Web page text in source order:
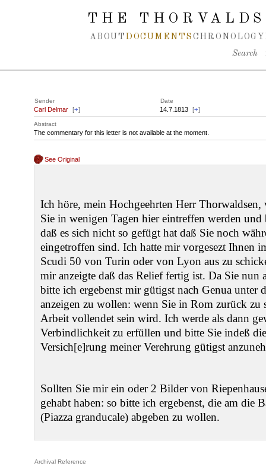
Spring navigation over
THE
ABOUT DOCUMENTS CHRONOLOGY
Search
Sender Date
Carl Delmar [+] 14.7.1813 [+]
Abstract
The commentary for this letter is not available at the moment.
See Original
Ich höre, mein Hochgeehrten Herr
Sie in wenigen Tagen hier eintreffen werden und
daß es sich nicht so gefügt hat daß Sie noch
eingetroffen sind. Ich hatte mir vorgesezt Ihnen
Scudi 50 von Turin oder von Lyon aus zu
mir anzeigte daß das Relief fertig ist. Da Sie nun
bitte ich ergebenst mir gütigst nach Genua unter
anzeigen zu wollen: wenn Sie in Rom zurück zu
Arbeit vollendet sein wird. Ich werde als dann
Verbindlichkeit zu erfüllen und bitte Sie indeß
Versich[e]rung meiner Verehrung gütigst
Sollten Sie mir ein oder 2 Bilder von
gehabt haben: so bitte ich ergebenst, die am
(Piazza granducale) abgeben zu wollen.
Archival Reference